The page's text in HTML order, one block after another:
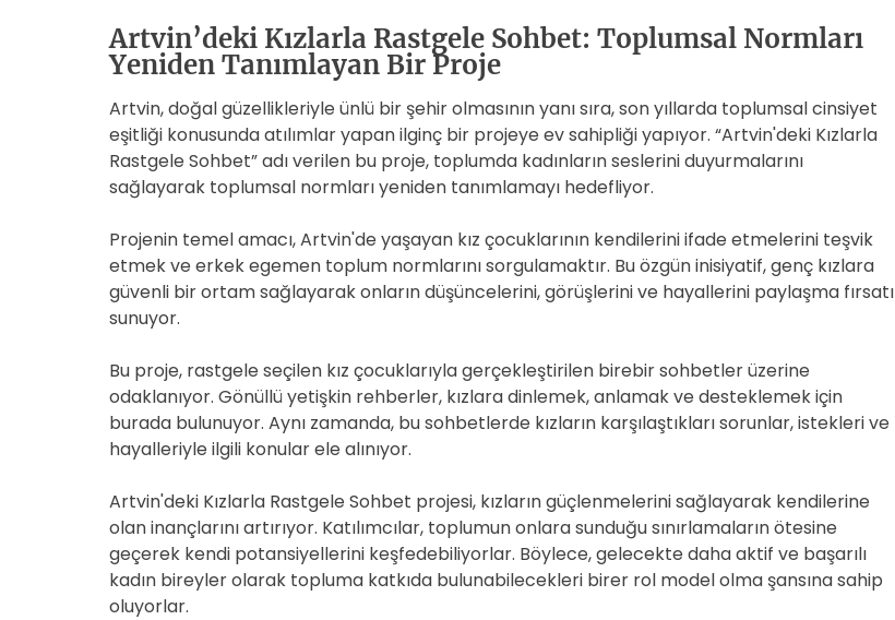
Artvin’deki Kızlarla Rastgele Sohbet: Toplumsal Normları
Yeniden Tanımlayan Bir Proje
Artvin, doğal güzellikleriyle ünlü bir şehir olmasının yanı sıra, son yıllarda toplumsal cinsiyet
eşitliği konusunda atılımlar yapan ilginç bir projeye ev sahipliği yapıyor. “Artvin'deki Kızlarla
Rastgele Sohbet” adı verilen bu proje, toplumda kadınların seslerini duyurmalarını
sağlayarak toplumsal normları yeniden tanımlamayı hedefliyor.
Projenin temel amacı, Artvin'de yaşayan kız çocuklarının kendilerini ifade etmelerini teşvik
etmek ve erkek egemen toplum normlarını sorgulamaktır. Bu özgün inisiyatif, genç kızlara
güvenli bir ortam sağlayarak onların düşüncelerini, görüşlerini ve hayallerini paylaşma fırsatı
sunuyor.
Bu proje, rastgele seçilen kız çocuklarıyla gerçekleştirilen birebir sohbetler üzerine
odaklanıyor. Gönüllü yetişkin rehberler, kızlara dinlemek, anlamak ve desteklemek için
burada bulunuyor. Aynı zamanda, bu sohbetlerde kızların karşılaştıkları sorunlar, istekleri ve
hayalleriyle ilgili konular ele alınıyor.
Artvin'deki Kızlarla Rastgele Sohbet projesi, kızların güçlenmelerini sağlayarak kendilerine
olan inançlarını artırıyor. Katılımcılar, toplumun onlara sunduğu sınırlamaların ötesine
geçerek kendi potansiyellerini keşfedebiliyorlar. Böylece, gelecekte daha aktif ve başarılı
kadın bireyler olarak topluma katkıda bulunabilecekleri birer rol model olma şansına sahip
oluyorlar.